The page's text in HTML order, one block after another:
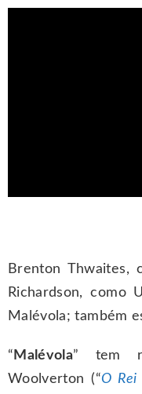
Brenton Thwaites,
Richardson, como
Malévola; também
“ Malévola” tem
Woolverton (“O Rei